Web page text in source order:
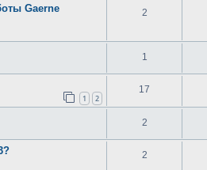
Gaerne
2
1
1 2
17
2
2